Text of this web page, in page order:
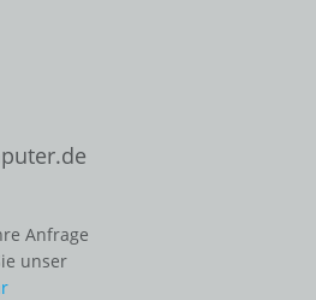
Anfrage
unser